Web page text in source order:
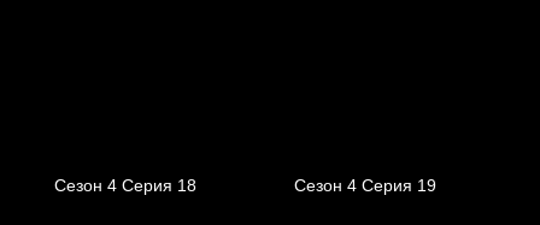
Сезон 4 Серия 18 Сезон 4 Серия 19